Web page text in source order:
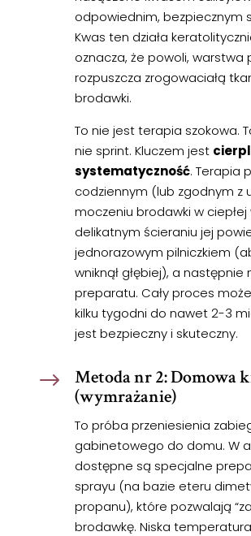
odpowiednim, bezpiecznym
Kwas ten działa
oznacza, że powoli, warstwa
rozpuszcza zrogowaciałą
brodawki.
To nie jest terapia szokowa.
nie sprint. Kluczem jest
systematyczność. Terapia
codziennym (lub zgodnym z
moczeniu brodawki w ciepłej
delikatnym ścieraniu jej
jednorazowym pilniczkiem
wniknął głębiej), a następnie
preparatu. Cały proces
kilku tygodni do nawet 2-3
jest bezpieczny i skuteczny.
$
Metoda nr 2: Domowa
(wymrażanie)
To próba przeniesienia
gabinetowego do domu. W
dostępne są specjalne
sprayu (na bazie eteru
propanu), które pozwalają
brodawkę. Niska